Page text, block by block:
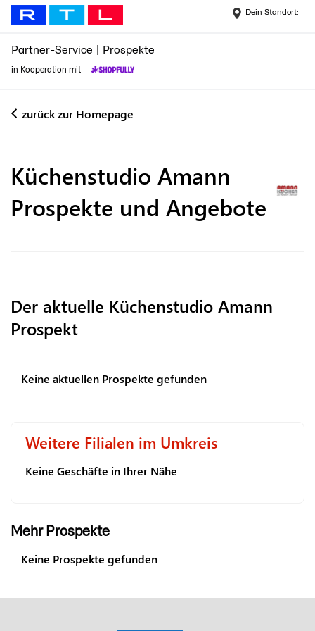
Dein Standort:
Partner-Service Prospekte
in Kooperation mit
zurück zur Homepage
Weitere Filialen im Umkreis
Keine Geschäfte in Ihrer Nähe
Küchenstudio Amann
Prospekte und Angebote
Der aktuelle Küchenstudio Amann
Prospekt
Keine aktuellen Prospekte gefunden
Mehr Prospekte
Keine Prospekte gefunden